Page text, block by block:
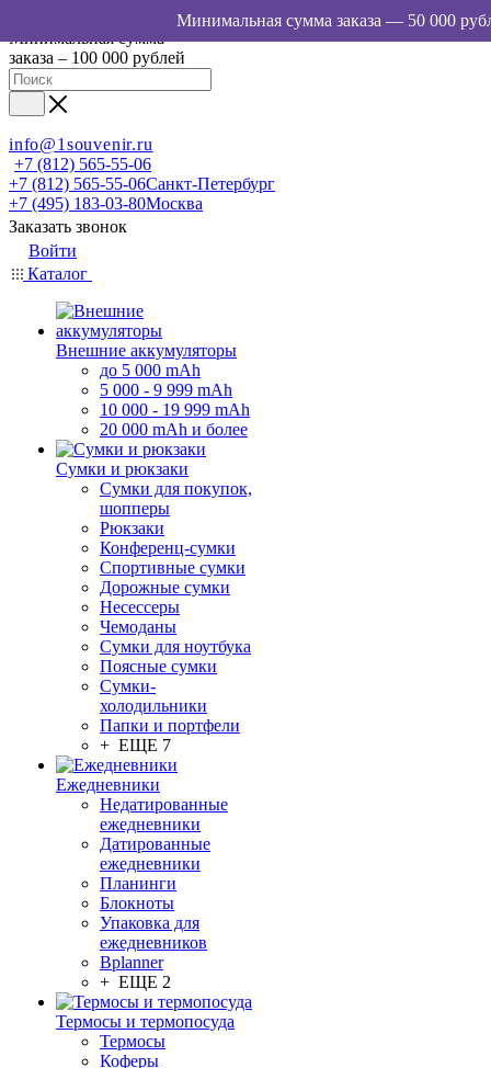
Минимальная сумма
заказа – 100 000 рублей
info@1souvenir.ru
+7 (812) 565-55-06
+7 (812) 565-55-06Санкт-Петербург
+7 (495) 183-03-80Москва
Заказать звонок
Войти
Каталог
Внешние аккумуляторы
до 5 000 mAh
5 000 - 9 999 mAh
10 000 - 19 999 mAh
20 000 mAh и более
Сумки и рюкзаки
Сумки для покупок,
шопперы
Рюкзаки
Конференц-сумки
Спортивные сумки
Дорожные сумки
Несессеры
Чемоданы
Сумки для ноутбука
Поясные сумки
Сумки-
холодильники
Папки и портфели
+ ЕЩЕ 7
Ежедневники
Недатированные
ежедневники
Датированные
ежедневники
Планинги
Блокноты
Упаковка для
ежедневников
Bplanner
+ ЕЩЕ 2
Термосы и термопосуда
Термосы
Коферы